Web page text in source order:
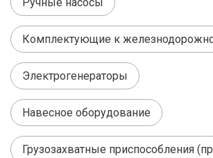
Комплектующие к
Электрогенераторы
Навесное оборудование
Грузозахватные приспособления